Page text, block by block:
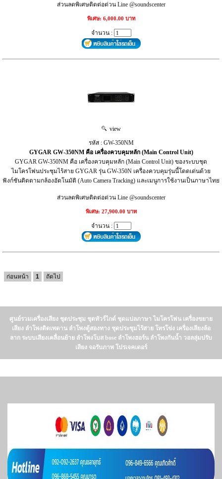
ส่วนลดพิเศษติดต่อด่วน Line @soundscenter
พิเศษ: 6,000.00 บาท
จำนวน :
view
รหัส : GW-350NM
GYGAR GW-350NM คือ เครื่องควบคุมหลัก (Main Control Unit)
GYGAR GW-350NM คือ เครื่องควบคุมหลัก (Main Control Unit) ของระบบชุด
ไมโครโฟนประชุมไร้สาย GYGAR รุ่น GW-350N เครื่องควบคุมรุ่นนี้โดดเด่นด้วย
ฟังก์ชันติดตามกล้องอัตโนมัติ (Auto Camera Tracking) และเมนูการใช้งานเป็นภาษาไทย
ส่วนลดพิเศษติดต่อด่วน Line @soundscenter
พิเศษ: 27,900.00 บาท
จำนวน :
ก่อนหน้า 1 ถัดไป
ศูนย์รวมเครื่องเสียง ชุดประชุม ชุดทัวร์ไกด์ ชุดแปลภาษา ไมโครโฟน เครื่องขยาย
เสียง ลำโพงติดเพดาน ลำโพงตู้สองทาง ชุดประชุมไร้สาย โทรโข่ง เครื่องเสียงล้อ
ลาก ระบบเสียงเคลื่อนย้าย ลำโพงโบส bose ลำโพงฮอร์น ลำโพงกันน้ำ วอลลุ่มปรับ
เสียง จอรับภาพ โปรเจคเตอร์